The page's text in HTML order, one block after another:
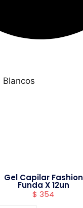
Gel Capilar Fashion
Funda X 12un
$ 354